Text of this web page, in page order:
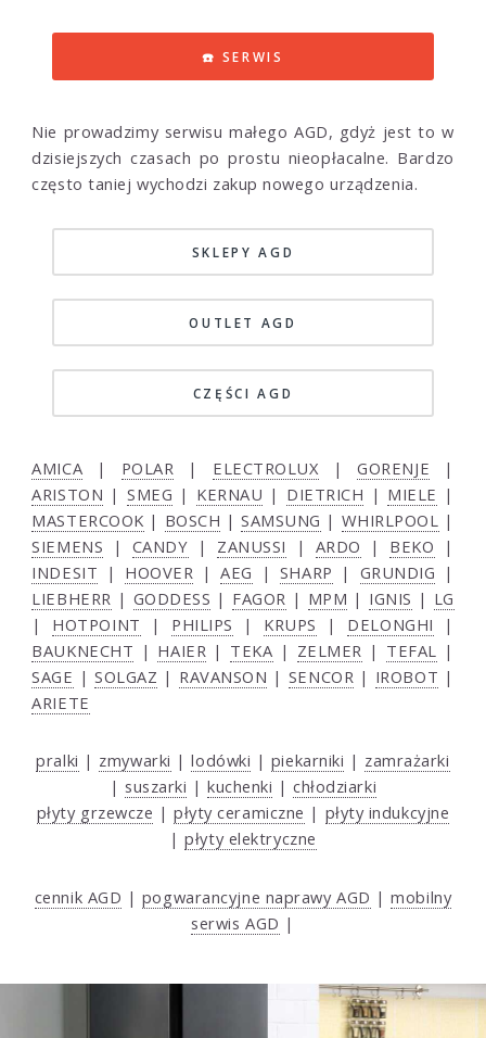
☎️ SERWIS
Nie prowadzimy serwisu małego AGD, gdyż jest to w
dzisiejszych czasach po prostu nieopłacalne. Bardzo
często taniej wychodzi zakup nowego urządzenia.
SKLEPY AGD
OUTLET AGD
CZĘŚCI AGD
AMICA | POLAR | ELECTROLUX |GORENJE |
ARISTON | SMEG | KERNAU | DIETRICH | MIELE |
MASTERCOOK | BOSCH |SAMSUNG | WHIRLPOOL
|
SIEMENS | CANDY | ZANUSSI | ARDO | BEKO |
INDESIT | HOOVER |AEG | SHARP | GRUNDIG |
LIEBHERR | GODDESS | FAGOR | MPM | IGNIS | LG
| HOTPOINT | PHILIPS | KRUPS | DELONGHI |
BAUKNECHT | HAIER | TEKA | ZELMER | TEFAL
|
SAGE |SOLGAZ | RAVANSON | SENCOR | IROBOT |
ARIETE
pralki | zmywarki |lodówki | piekarniki | zamrażarki
| suszarki |kuchenki |chłodziarki
płyty grzewcze |płyty ceramiczne | płyty indukcyjne
|płyty elektryczne
cennik AGD | pogwarancyjne naprawy AGD |mobilny
serwis AGD |